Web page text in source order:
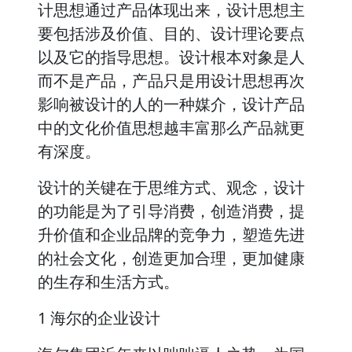
计思想通过产品体现出来，设计思想主
要包括涉及价值、目的、设计理论要点
以及它的指导思想。设计根本对象是人
而不是产品，产品只是用设计思想再次
影响被设计的人的一种媒介，设计产品
中的文化价值思想越丰富那么产品就更
有深度。
设计的关键在于思维方式、观念，设计
的功能是为了引导消费，创造消费，提
升价值和企业品牌的竞争力，塑造先进
的社会文化，创造更加合理，更加健康
的生存和生活方式。
1 海尔的企业设计